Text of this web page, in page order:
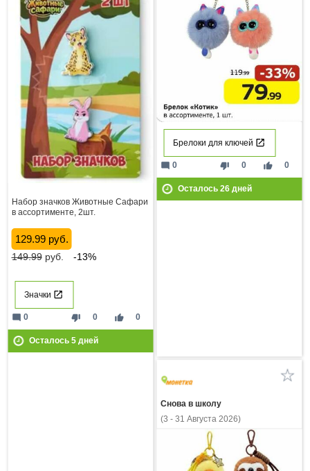
Набор значков Животные Сафари
в ассортименте, 2шт.
129.99 руб.
149.99руб. -13%
Значки
thumb_down 0 thumb_up 0
mode_comment 0
Осталось 5дней
Брелоки для ключей
thumb_down 0 thumb_up 0
mode_comment 0
Осталось 26дней
Снова в школу
(3 - 31 Августа 2026)